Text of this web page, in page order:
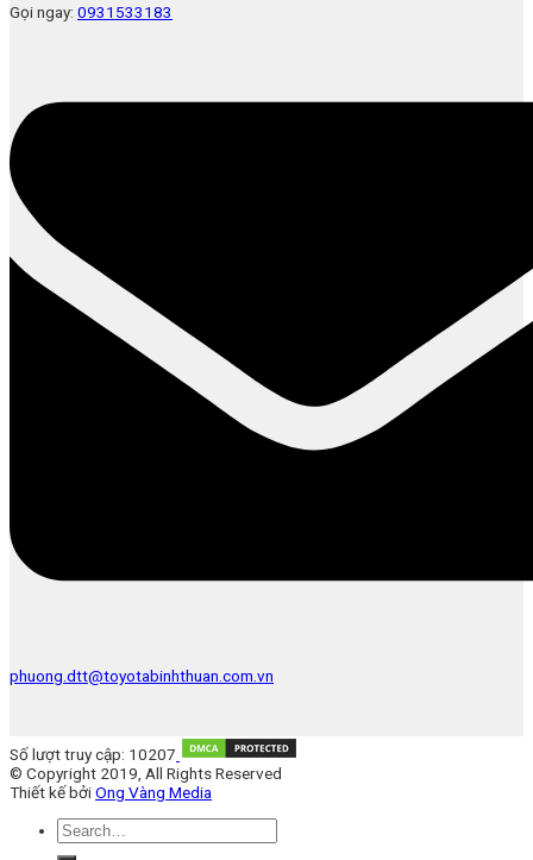
Gọi ngay: 0931533183
phuong.dtt@toyotabinhthuan.com.vn
Số lượt truy cập: 10207
© Copyright 2019, All Rights Reserved
Thiết kế bởiOng Vàng Media